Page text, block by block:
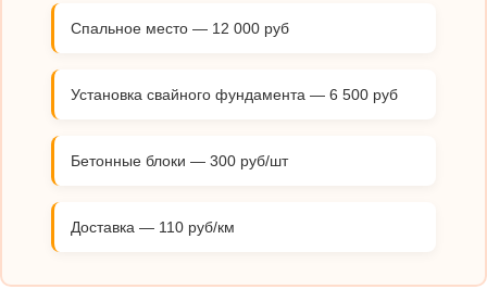
Спальное место — 12 000 руб
Установка свайного фундамента — 6 500 руб
Бетонные блоки — 300 руб/шт
Доставка — 110 руб/км